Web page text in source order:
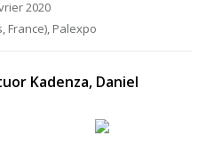
2020
France), Palexpo
Kadenza, Daniel